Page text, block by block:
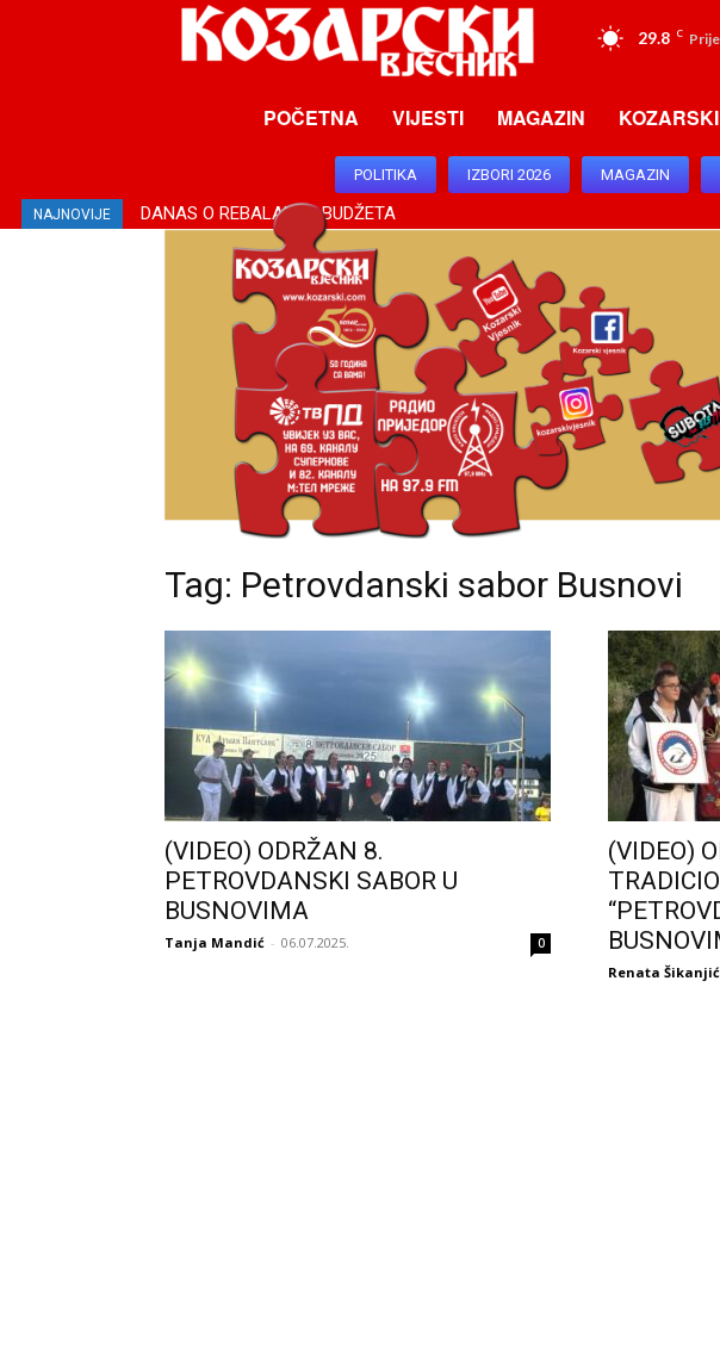
29.8 C
POČETNA VIJESTI MAGAZIN
POLITIKA IZBORI 2026 MAGAZIN
NAJNOVIJE DANAS O REBALANSU BUDŽETA
Tag: Petrovdanski sabor Busnovi
(VIDEO) ODRŽAN 8.
PETROVDANSKI SABOR U
BUSNOVIMA
Tanja Mandić - 06.07.2025. 0
(VIDEO)
Renata